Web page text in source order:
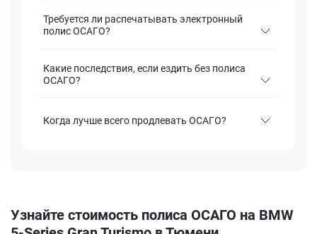
Требуется ли распечатывать электронный
полис ОСАГО?
Какие последствия, если ездить без полиса
ОСАГО?
Когда лучше всего продлевать ОСАГО?
Узнайте стоимость полиса ОСАГО на BMW